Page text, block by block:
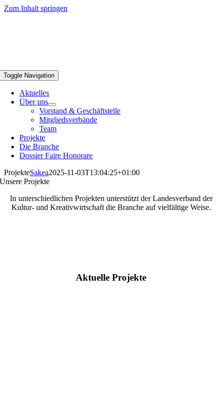
Zum Inhalt springen
Toggle Navigation
Aktuelles
Über uns
Vorstand & Geschäftstelle
Mitgliedsverbände
Team
Projekte
Die Branche
Dossier Faire Honorare
ProjekteSakea2025-11-03T13:04:25+01:00
Unsere Projekte
In unterschiedlichen Projekten unterstützt der Landesverband der
Kultur- und Kreativwirtschaft die Branche auf vielfältige Weise.
Aktuelle Projekte